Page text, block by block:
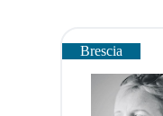
Brescia